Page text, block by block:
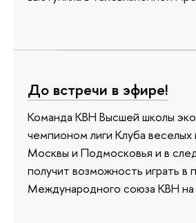
До встречи в эфире!
Команда КВН Высшей школы
чемпионом лиги Клуба веселых
Москвы и Подмосковья и в
получит возможность играть в
Международного союза КВН